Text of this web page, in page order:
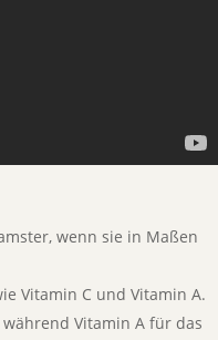
wenn sie in Maßen
Vitamin C und Vitamin A.
Vitamin A für das